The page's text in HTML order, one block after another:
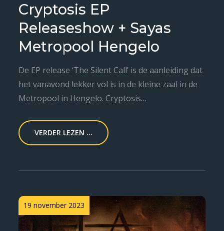
Cryptosis EP
Releaseshow + Sayas
Metropool Hengelo
De EP release ‘The Silent Call’ is de aanleiding dat
het vanavond lekker vol is in de kleine zaal in de
Metropool in Hengelo. Cryptosis…
VERDER LEZEN ...
Posted
on
19 november 2023